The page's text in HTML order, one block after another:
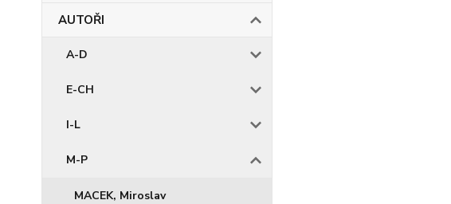
AUTOŘI
A-D
E-CH
I-L
M-P
MACEK, Miroslav